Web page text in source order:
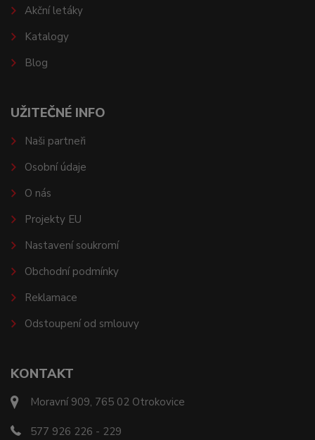
KONTAKT
Moravní 909, 765 02 Otrokovice
577 926 226 - 229
Akční letáky
Katalogy
Blog
UŽITEČNÉ INFO
Naši partneři
Osobní údaje
O nás
Projekty EU
Nastavení soukromí
Obchodní podmínky
Reklamace
Odstoupení od smlouvy